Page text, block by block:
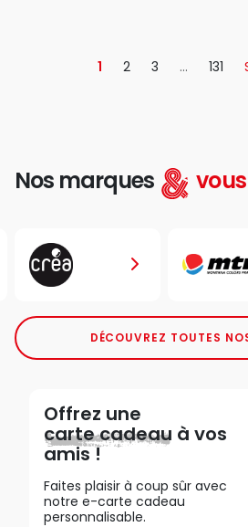
1 2 3 … 131
Nos marques vous
DÉCOUVREZ TOUTES
Offrez une
carte cadeau à vos
amis !
Faites plaisir à coup sûr avec
notre e-carte cadeau
personnalisable.